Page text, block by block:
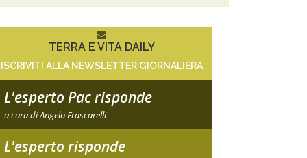
TERRA E VITA DAILY
ISCRIVITI ALLA NEWSLETTER GIORNALIERA
L'esperto Pac risponde
a cura di Angelo Frascarelli
L'esperto risponde